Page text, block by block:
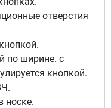
отверстия
по ширине. с
кнопкой.
носке.